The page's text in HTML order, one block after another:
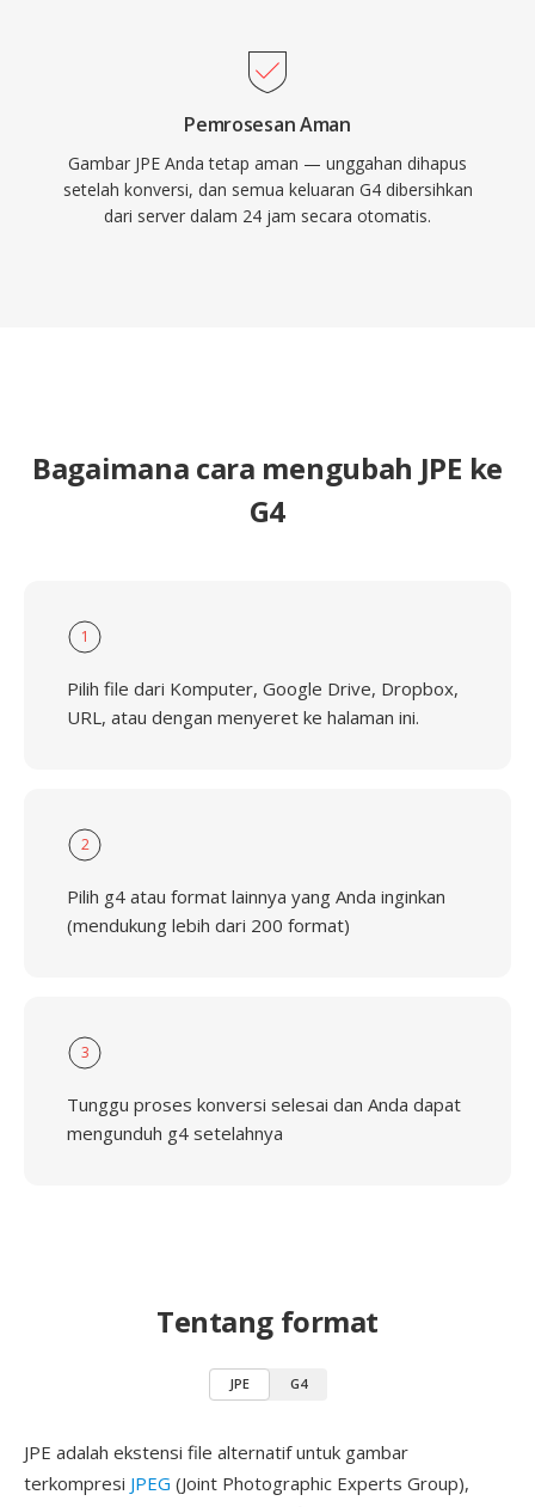
Pemrosesan Aman
Gambar JPE Anda tetap aman — unggahan dihapus
setelah konversi, dan semua keluaran G4 dibersihkan
dari server dalam 24 jam secara otomatis.
Bagaimana cara mengubah JPE ke
G4
1
Pilih file dari Komputer, Google Drive, Dropbox,
URL, atau dengan menyeret ke halaman ini.
2
Pilih g4 atau format lainnya yang Anda inginkan
(mendukung lebih dari 200 format)
3
Tunggu proses konversi selesai dan Anda dapat
mengunduh g4 setelahnya
Tentang format
JPE G4
JPE adalah ekstensi file alternatif untuk gambar
terkompresi JPEG (Joint Photographic Experts Group),